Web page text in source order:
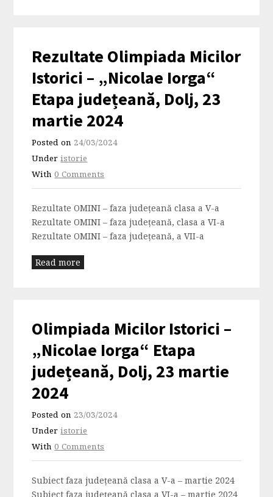
Rezultate Olimpiada Micilor
Istorici – „Nicolae Iorga“
Etapa județeană, Dolj, 23
martie 2024
Posted on 24/03/2024
Underistorie
With0 Comments
Rezultate OMINI – faza județeană clasa a V-a
Rezultate OMINI – faza județeană, clasa a VI-a
Rezultate OMINI – faza județeană, a VII-a
Read more
Olimpiada Micilor Istorici –
„Nicolae Iorga“ Etapa
județeană, Dolj, 23 martie
2024
Posted on 23/03/2024
Underistorie
With0 Comments
Subiect faza județeană clasa a V-a – martie 2024
Subiect faza județeană clasa a VI-a – martie 2024